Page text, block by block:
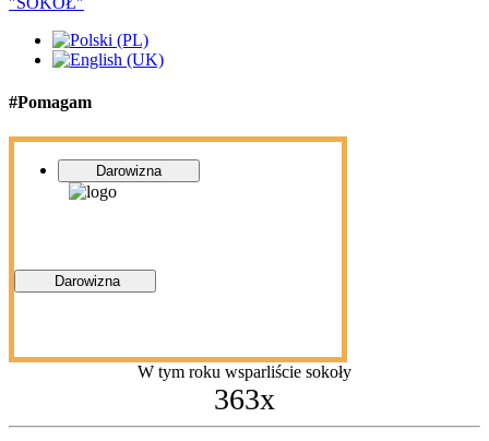
#Pomagam
Darowizna
Darowizna
W tym roku wsparliście sokoły
363x